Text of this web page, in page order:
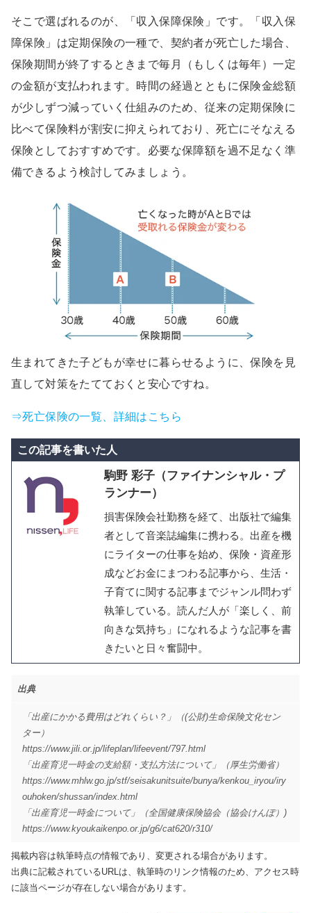
そこで選ばれるのが、「収入保障保険」です。「収入保
障保険」は定期保険の一種で、契約者が死亡した場合、
保険期間が終了するときまで毎月（もしくは毎年）一定
の金額が支払われます。時間の経過とともに保険金総額
が少しずつ減っていく仕組みのため、従来の定期保険に
比べて保険料が割安に抑えられており、死亡にそなえる
保険としておすすめです。必要な保障額を過不足なく準
備できるよう検討してみましょう。
生まれてきた子どもが幸せに暮らせるように、保険を見
直して対策をたてておくと安心ですね。
⇒死亡保険の一覧、詳細はこちら
この記事を書いた人
駒野 彩子（ファイナンシャル・プ
ランナー）
損害保険会社勤務を経て、出版社で編集
者として音楽誌編集に携わる。出産を機
にライターの仕事を始め、保険・資産形
成などお金にまつわる記事から、生活・
子育てに関する記事までジャンル問わず
執筆している。読んだ人が「楽しく、前
向きな気持ち」になれるような記事を書
きたいと日々奮闘中。
出典
「出産にかかる費用はどれくらい？」（(公財)生命保険文化セン
ター）
https://www.jili.or.jp/lifeplan/lifeevent/797.html
「出産育児一時金の支給額・支払方法について」（厚生労働省）
https://www.mhlw.go.jp/stf/seisakunitsuite/bunya/kenkou_iryou/iry
ouhoken/shussan/index.html
「出産育児一時金について」（全国健康保険協会（協会けんぽ）)
https://www.kyoukaikenpo.or.jp/g6/cat620/r310/
掲載内容は執筆時点の情報であり、変更される場合があります。
出典に記載されているURLは、執筆時のリンク情報のため、アクセス時
に該当ページが存在しない場合があります。